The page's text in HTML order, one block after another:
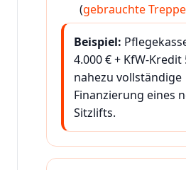
(gebrauchte
Beispiel:
4.000 € + KfW-Kredit
nahezu vollständige
Finanzierung eines
Sitzlifts.